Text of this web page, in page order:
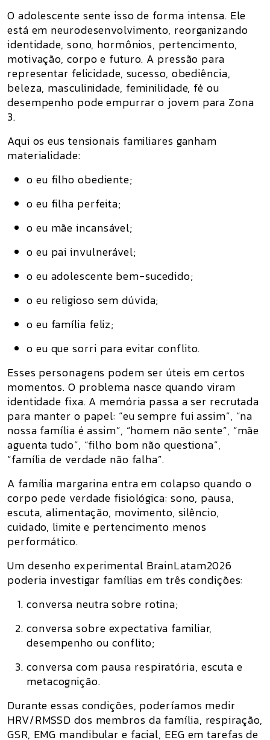
O adolescente sente isso de forma intensa. Ele
está em neurodesenvolvimento, reorganizando
identidade, sono, hormônios, pertencimento,
motivação, corpo e futuro. A pressão para
representar felicidade, sucesso, obediência,
beleza, masculinidade, feminilidade, fé ou
desempenho pode empurrar o jovem para Zona
3.
Aqui oseus tensionais familiares ganham
materialidade:
o eu filho obediente;
o eu filha perfeita;
o eu mãe incansável;
o eu pai invulnerável;
o eu adolescente bem-sucedido;
o eu religioso sem dúvida;
o eu família feliz;
o eu que sorri para evitar conflito.
Esses personagens podem ser úteis em certos
momentos. O problema nasce quando viram
identidade fixa. A memória passa a ser recrutada
para manter o papel: “eu sempre fui assim”, “na
nossa família é assim”, “homem não sente”, “mãe
aguenta tudo”, “filho bom não questiona”,
“família de verdade não falha”.
A família margarina entra em colapso quando o
corpo pede verdade fisiológica: sono, pausa,
escuta, alimentação, movimento, silêncio,
cuidado, limite e pertencimento menos
performático.
Um desenho experimental BrainLatam2026
poderia investigar famílias em três condições:
conversa neutra sobre rotina;
conversa sobre expectativa familiar,
desempenho ou conflito;
conversa com pausa respiratória, escuta e
metacognição.
Durante essas condições, poderíamos medir
HRV/RMSSD dos membros da família, respiração,
GSR, EMG mandibular e facial, EEG em tarefas de